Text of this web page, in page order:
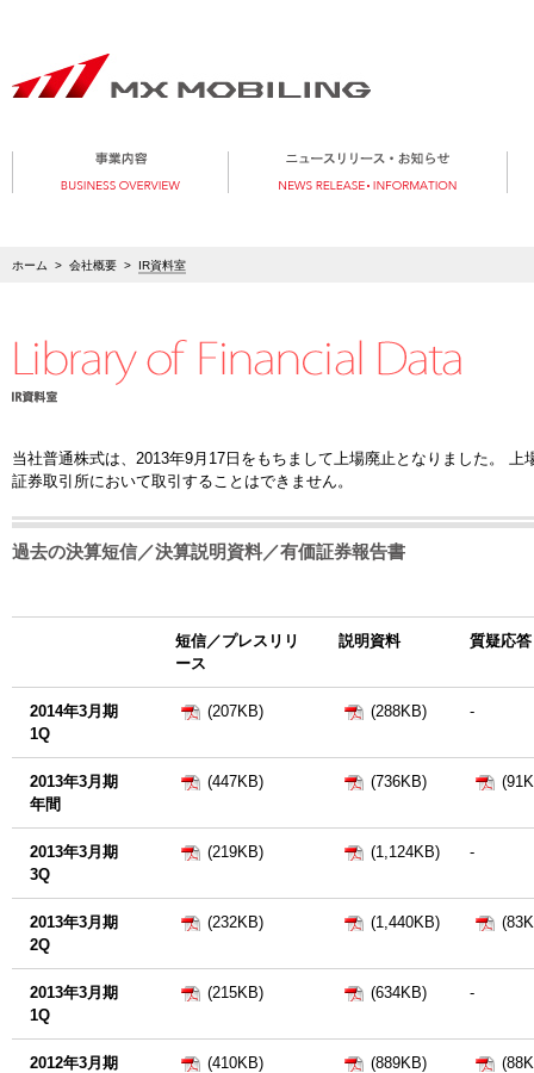
ホーム > 会社概要 > IR資料室
当社普通株式は、2013年9月17日をもちまして上場廃止となりました。 上
証券取引所において取引することはできません。
過去の決算短信／決算説明資料／有価証券報告書
短信／プレスリリ
ース
説明資料 質疑応答
2014年3月期
1Q
(207KB) (288KB) -
2013年3月期
年間
(447KB) (736KB)
2013年3月期
3Q
(219KB) (1,124KB) -
2013年3月期
2Q
(232KB) (1,440KB)
2013年3月期
1Q
(215KB) (634KB) -
2012年3月期
(410KB) (889KB)